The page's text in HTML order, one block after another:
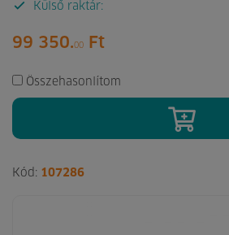
Külső raktár:
99 350.00 Ft
Összehasonlítom
Kód: 107286